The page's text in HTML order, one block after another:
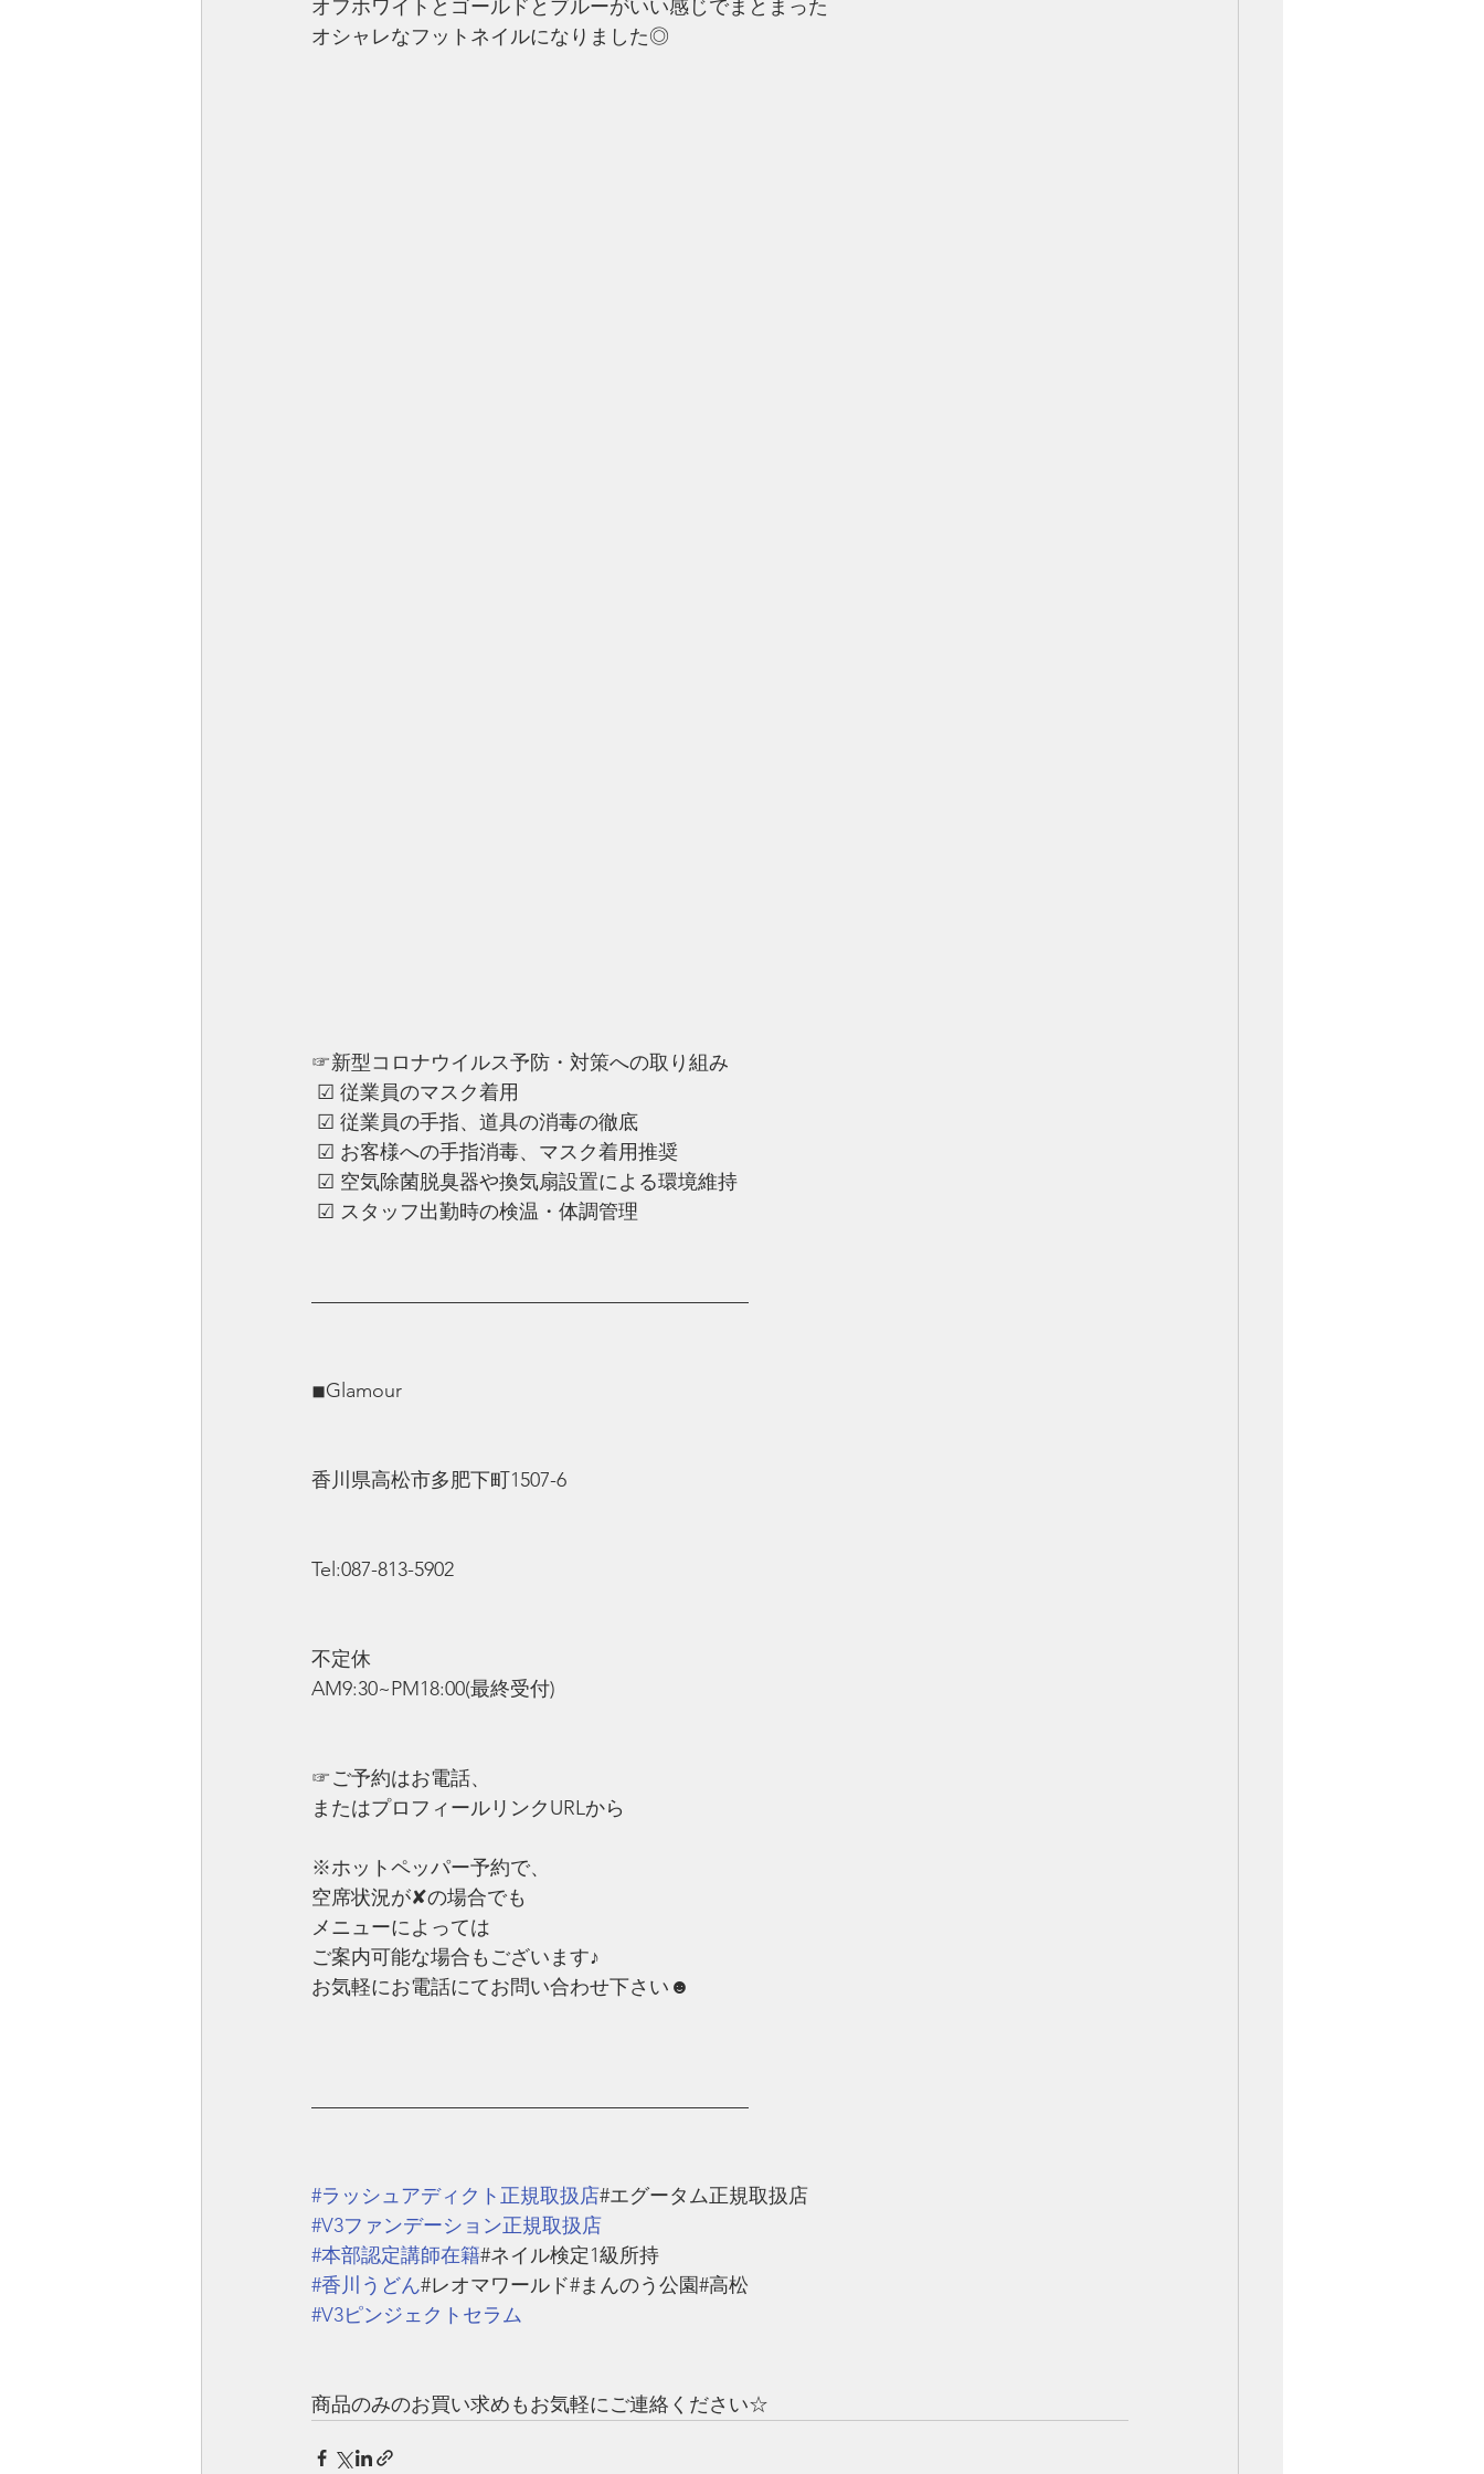
オフホワイトとゴールドとブルーがいい感じでまとまった
オシャレなフットネイルになりました◎
☞新型コロナウイルス予防・対策への取り組み
☑︎ 従業員のマスク着用
☑︎ ︎従業員の手指、道具の消毒の徹底
☑︎ ︎お客様への手指消毒、マスク着用推奨
☑︎ ︎空気除菌脱臭器や換気扇設置による環境維持
☑︎ ︎スタッフ出勤時の検温・体調管理
——————————————————————
◾︎Glamour
香川県高松市多肥下町1507-6
Tel:087-813-5902
不定休
AM9:30~PM18:00(最終受付)
☞ご予約はお電話、
またはプロフィールリンクURLから
※ホットペッパー予約で、
空席状況が✘の場合でも
メニューによっては
ご案内可能な場合もございます♪
お気軽にお電話にてお問い合わせ下さい☻
——————————————————————
#ラッシュアディクト正規取扱店#エグータム正規取扱店
#V3ファンデーション正規取扱店
#本部認定講師在籍#ネイル検定1級所持
#香川うどん#レオマワールド#まんのう公園#高松
#V3ピンジェクトセラム
商品のみのお買い求めもお気軽にご連絡ください☆